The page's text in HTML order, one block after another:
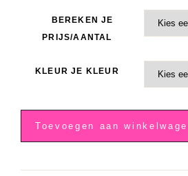
BEREKEN JE
PRIJS/AANTAL
KLEUR JE KLEUR
sluitzegel,
Toevoegen aan